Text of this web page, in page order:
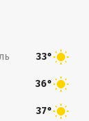
33°
36°
37°